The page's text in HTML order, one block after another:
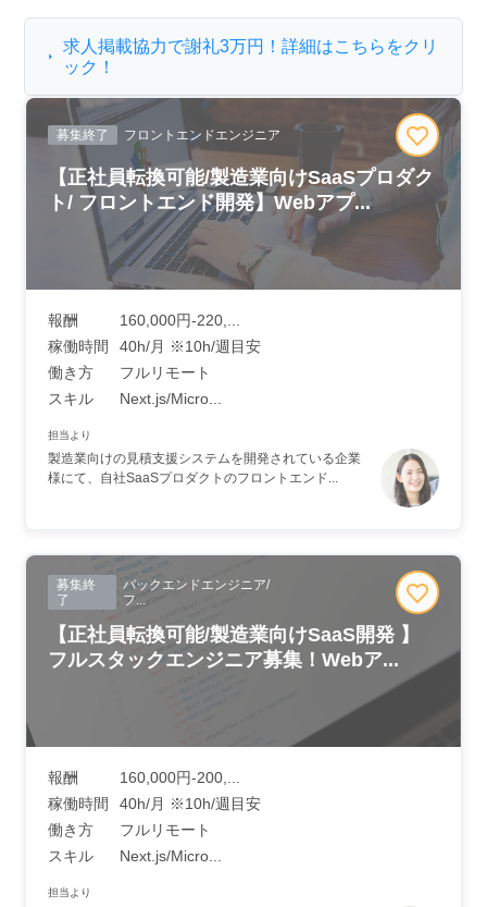
求人掲載協力で謝礼3万円！詳細はこちらをクリ
ック！
募集終了 フロントエンドエンジニア
【正社員転換可能/製造業向けSaaSプロダク
ト/ フロントエンド開発】Webアプ...
報酬
160,000円-220,...
稼働時間
40h/月 ※10h/週目安
働き方
フルリモート
スキル
Next.js/Micro...
担当より
製造業向けの見積支援システムを開発されている企業
様にて、自社SaaSプロダクトのフロントエンド...
募集終
了
バックエンドエンジニア/
フ...
【正社員転換可能/製造業向けSaaS開発 】
フルスタックエンジニア募集！Webア...
報酬
160,000円-200,...
稼働時間
40h/月 ※10h/週目安
働き方
フルリモート
スキル
Next.js/Micro...
担当より